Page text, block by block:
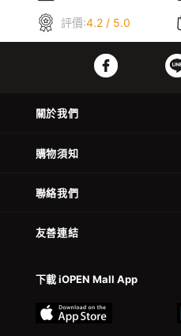
評價:4.2 / 5.0
關於我們
購物須知
聯絡我們
友善連結
下載 iOPEN Mall App